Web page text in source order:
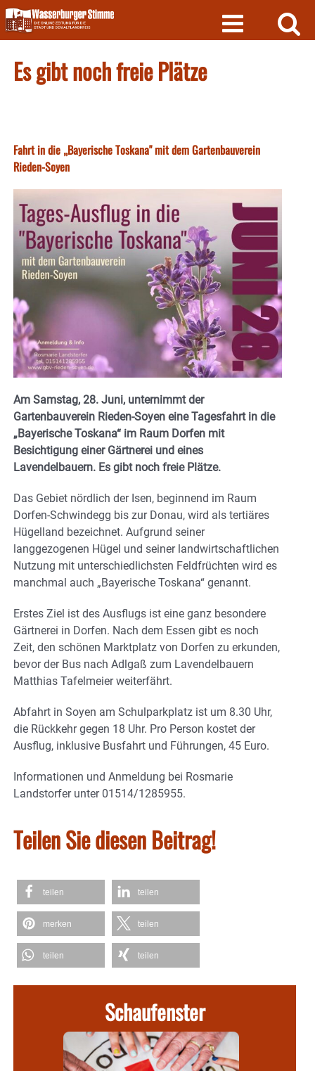
Skip
to
content
Es gibt noch freie Plätze
Fahrt in die „Bayerische Toskana" mit dem Gartenbauverein
Rieden-Soyen
Am Samstag, 28. Juni, unternimmt der
Gartenbauverein Rieden-Soyen eine Tagesfahrt in die
„Bayerische Toskana“ im Raum Dorfen mit
Besichtigung einer Gärtnerei und eines
Lavendelbauern. Es gibt noch freie Plätze.
Das Gebiet nördlich der Isen, beginnend im Raum
Dorfen-Schwindegg bis zur Donau, wird als tertiäres
Hügelland bezeichnet. Aufgrund seiner
langgezogenen Hügel und seiner landwirtschaftlichen
Nutzung mit unterschiedlichsten Feldfrüchten wird es
manchmal auch „Bayerische Toskana“ genannt.
Erstes Ziel ist des Ausflugs ist eine ganz besondere
Gärtnerei in Dorfen. Nach dem Essen gibt es noch
Zeit, den schönen Marktplatz von Dorfen zu erkunden,
bevor der Bus nach Adlgaß zum Lavendelbauern
Matthias Tafelmeier weiterfährt.
Abfahrt in Soyen am Schulparkplatz ist um 8.30 Uhr,
die Rückkehr gegen 18 Uhr. Pro Person kostet der
Ausflug, inklusive Busfahrt und Führungen, 45 Euro.
Informationen und Anmeldung bei Rosmarie
Landstorfer unter 01514/1285955.
Teilen Sie diesen Beitrag!
teilen teilen
merken teilen
teilen teilen
Schaufenster